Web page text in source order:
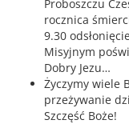
Proboszczu
rocznica
9.30
Misyjnym
Dobry Jezu…
Życzymy wiele
przeżywanie
Szczęść Boże!